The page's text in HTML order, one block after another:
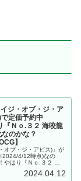
ジ・オブ・ジ・ア
定価予約中
Ｎｏ.３２ 海咬龍
のかな？
】
オブ・ジ・アビス)」が
4/12時点)なの
やはり『Ｎｏ.３２ 海
2024.04.12